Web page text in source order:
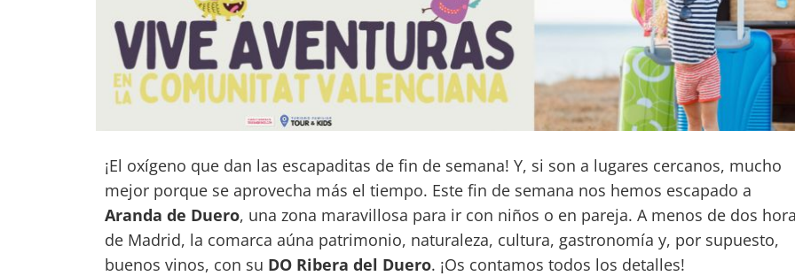
¡El oxígeno que dan las escapaditas de fin de semana! Y, si son a lugares cercanos, mucho
mejor porque se aprovecha más el tiempo. Este fin de semana nos hemos escapado a
Aranda de Duero, una zona maravillosa para ir con niños o en pareja. A menos de dos
de Madrid, la comarca aúna patrimonio, naturaleza, cultura, gastronomía y, por supuesto,
buenos vinos, con su DO Ribera del Duero. ¡Os contamos todos los detalles!